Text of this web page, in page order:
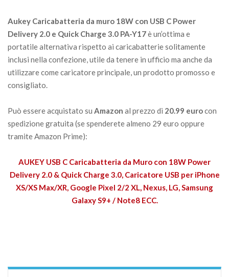
Aukey Caricabatteria da muro 18W con USB C Power
Delivery 2.0 e Quick Charge 3.0 PA-Y17è un’ottima e
portatile alternativa rispetto ai caricabatterie solitamente
inclusi nella confezione, utile da tenere in ufficio ma anche da
utilizzare come caricatore principale, un prodotto promosso e
consigliato.
Può essere acquistato su Amazon al prezzo di 20.99 eurocon
spedizione gratuita (se spenderete almeno 29 euro oppure
tramite Amazon Prime):
AUKEY USB C Caricabatteria da Muro con 18W Power
Delivery 2.0 & Quick Charge 3.0, Caricatore USB per iPhone
XS/XS Max/XR, Google Pixel 2/2 XL, Nexus, LG, Samsung
Galaxy S9+ / Note8 ECC.